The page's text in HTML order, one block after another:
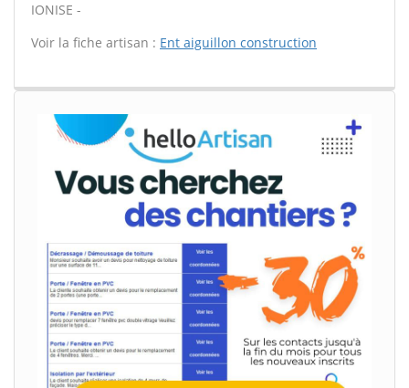
IONISE -
Voir la fiche artisan : Ent aiguillon construction